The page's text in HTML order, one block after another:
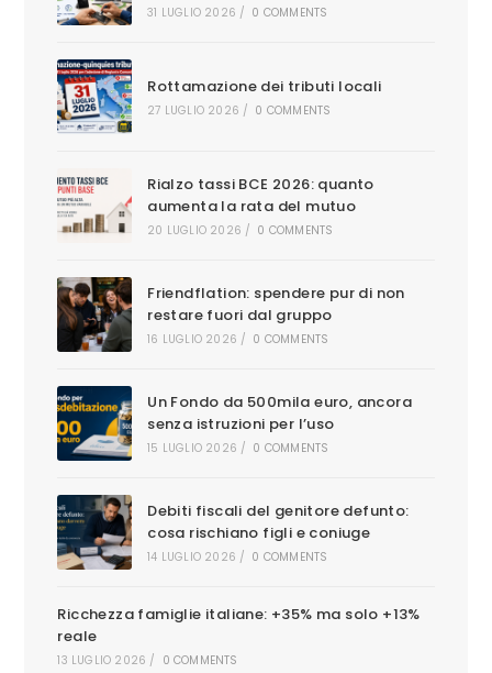
31 LUGLIO 2026 / 0 COMMENTS
Rottamazione dei tributi locali
27 LUGLIO 2026 / 0 COMMENTS
Rialzo tassi BCE 2026: quanto
aumenta la rata del mutuo
20 LUGLIO 2026 / 0 COMMENTS
Friendflation: spendere pur di non
restare fuori dal gruppo
16 LUGLIO 2026 / 0 COMMENTS
Un Fondo da 500mila euro, ancora
senza istruzioni per l’uso
15 LUGLIO 2026 / 0 COMMENTS
Debiti fiscali del genitore defunto:
cosa rischiano figli e coniuge
14 LUGLIO 2026 / 0 COMMENTS
Ricchezza famiglie italiane: +35% ma solo +13%
reale
13 LUGLIO 2026 / 0 COMMENTS